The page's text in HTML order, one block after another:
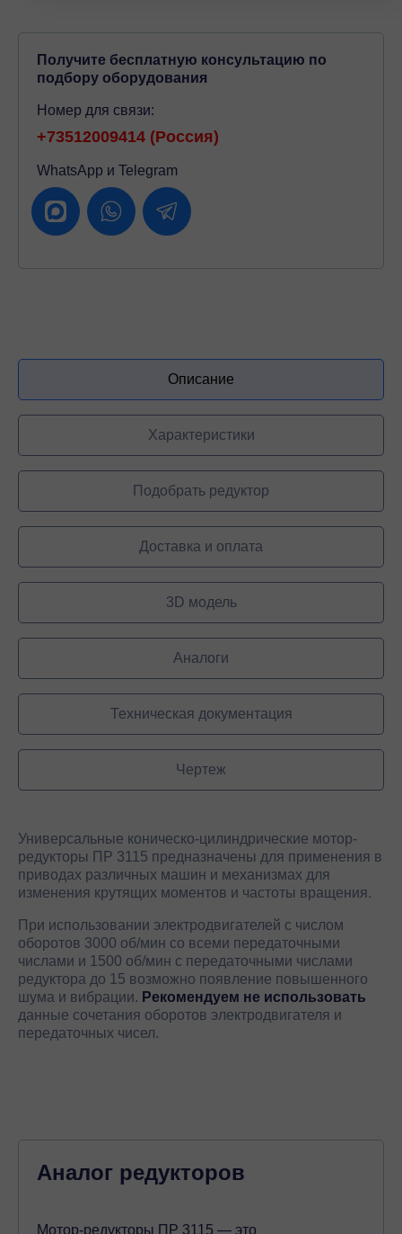
Получите бесплатную консультацию по
подбору оборудования
Номер для связи:
+73512009414 (Россия)
WhatsApp и Telegram
Описание
Характеристики
Подобрать редуктор
Доставка и оплата
3D модель
Аналоги
Техническая документация
Чертеж
Универсальные коническо-цилиндрические мотор-
редукторы ПР 3115 предназначены для применения в
приводах различных машин и механизмах для
изменения крутящих моментов и частоты вращения.
При использовании электродвигателей с числом
оборотов 3000 об/мин со всеми передаточными
числами и 1500 об/мин с передаточными числами
редуктора до 15 возможно появление повышенного
шума и вибрации. Рекомендуем не использовать
данные сочетания оборотов электродвигателя и
передаточных чисел.
Аналог редукторов
Мотор-редукторы ПР 3115 — это